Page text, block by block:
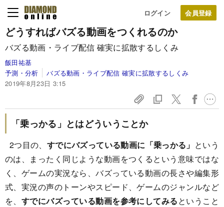
ログイン
どうすればバズる動画をつくれるのか
バズる動画・ライブ配信 確実に拡散するしくみ
飯田祐基
予測・分析
バズる動画・ライブ配信 確実に拡散するしくみ
2019年8月23日 3:15
「乗っかる」とはどういうことか
2つ目の、 すでにバズっている動画に「乗っかる」 という
のは、まったく同じような動画をつくるという意味ではな
く、ゲームの実況なら、バズっている動画の長さや編集形
式、実況の声のトーンやスピード、ゲームのジャンルなど
を、 すでにバズっている動画を参考にしてみるということ